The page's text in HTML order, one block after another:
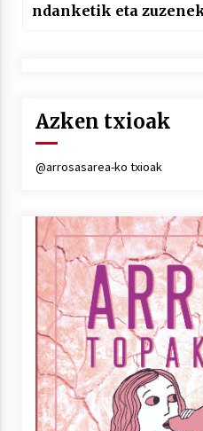
ndanketik eta
Azken txioak
@arrosasarea-ko txioak